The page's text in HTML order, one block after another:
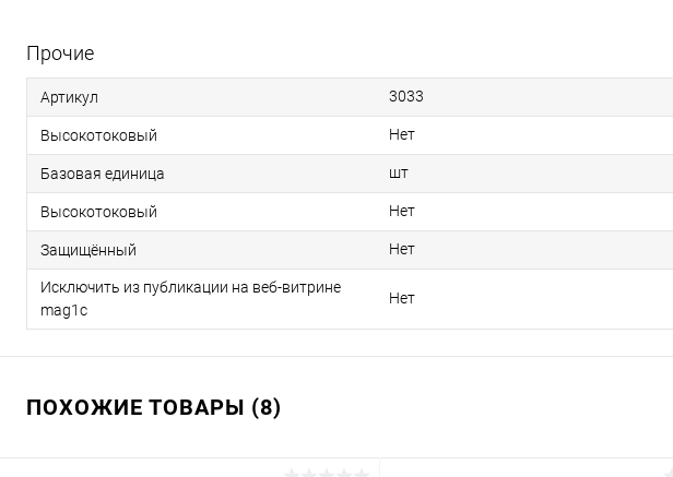
Прочие
Артикул 3033
Высокотоковый Нет
Базовая единица шт
Высокотоковый Нет
Защищённый Нет
Исключить из публикации на веб-витрине
mag1c
Нет
ПОХОЖИЕ ТОВАРЫ (8)